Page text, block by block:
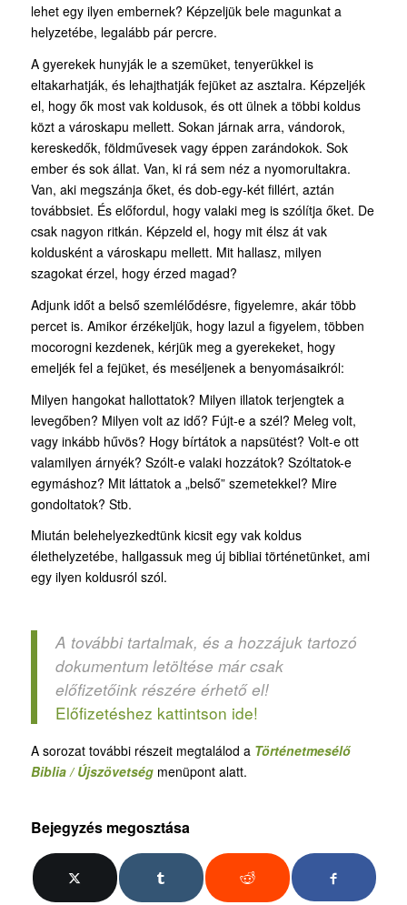
lehet egy ilyen embernek? Képzeljük bele magunkat a
helyzetébe, legalább pár percre.
A gyerekek hunyják le a szemüket, tenyerükkel is
eltakarhatják, és lehajthatják fejüket az asztalra. Képzeljék
el, hogy ők most vak koldusok, és ott ülnek a többi koldus
közt a városkapu mellett. Sokan járnak arra, vándorok,
kereskedők, földművesek vagy éppen zarándokok. Sok
ember és sok állat. Van, ki rá sem néz a nyomorultakra.
Van, aki megszánja őket, és dob-egy-két fillért, aztán
továbbsiet. És előfordul, hogy valaki meg is szólítja őket. De
csak nagyon ritkán. Képzeld el, hogy mit élsz át vak
koldusként a városkapu mellett. Mit hallasz, milyen
szagokat érzel, hogy érzed magad?
Adjunk időt a belső szemlélődésre, figyelemre, akár több
percet is. Amikor érzékeljük, hogy lazul a figyelem, többen
mocorogni kezdenek, kérjük meg a gyerekeket, hogy
emeljék fel a fejüket, és meséljenek a benyomásaikról:
Milyen hangokat hallottatok? Milyen illatok terjengtek a
levegőben? Milyen volt az idő? Fújt-e a szél? Meleg volt,
vagy inkább hűvös? Hogy bírtátok a napsütést? Volt-e ott
valamilyen árnyék? Szólt-e valaki hozzátok? Szóltatok-e
egymáshoz? Mit láttatok a „belső” szemetekkel? Mire
gondoltatok? Stb.
Miután belehelyezkedtünk kicsit egy vak koldus
élethelyzetébe, hallgassuk meg új bibliai történetünket, ami
egy ilyen koldusról szól.
A további tartalmak, és a hozzájuk tartozó
dokumentum letöltése már csak
előfizetőink részére érhető el!
Előfizetéshez kattintson ide!
A sorozat további részeit megtalálod a Történetmesélő
Biblia / Újszövetségmenüpont alatt.
Bejegyzés megosztása